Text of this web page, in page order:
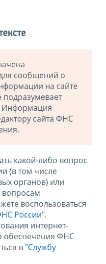
сообщений о
на сайте
Информация
сайта ФНС
какой-либо вопрос
(в том числе
органов) или
вопросам
воспользоваться
России".
интернет-
обеспечения ФНС
в "Службу